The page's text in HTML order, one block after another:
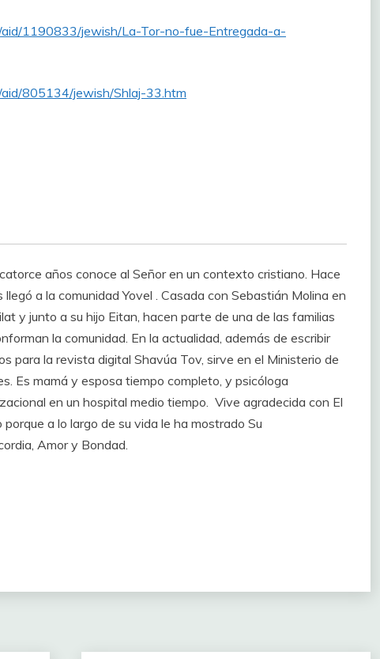
aid/1190833/jewish/La-Tor-no-fue-Entregada-a-
805134/jewish/Shlaj-33.htm
años conoce al Señor en un contexto cristiano. Hace
llegó a la comunidad Yovel . Casada con Sebastián Molina en
y junto a su hijo Eitan, hacen parte de una de las familias
la comunidad. En la actualidad, además de escribir
para la revista digital Shavúa Tov, sirve en el Ministerio de
Es mamá y esposa tiempo completo, y psicóloga
en un hospital medio tiempo. Vive agradecida con El
porque a lo largo de su vida le ha mostrado Su
Amor y Bondad.